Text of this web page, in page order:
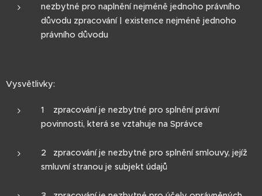
nezbytné pro naplnění nejméně jednoho právního
důvodu zpracování | existence nejméně jednoho
právního důvodu
Vysvětlivky:
1 zpracování je nezbytné pro splnění právní
povinnosti, která se vztahuje na Správce
2 zpracování je nezbytné pro splnění smlouvy, jejíž
smluvní stranou je subjekt údajů